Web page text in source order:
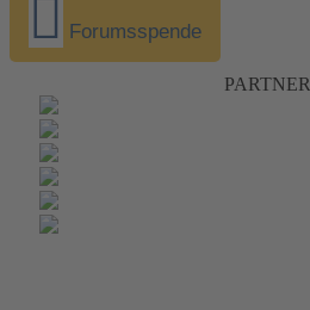
Forumsspende
PARTNER